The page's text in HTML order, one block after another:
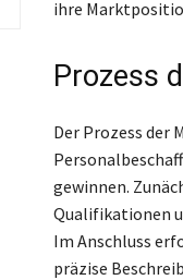
ihre
Prozess
Der Prozess der
gewinnen.
Qualifikationen
Im Anschluss
präzise